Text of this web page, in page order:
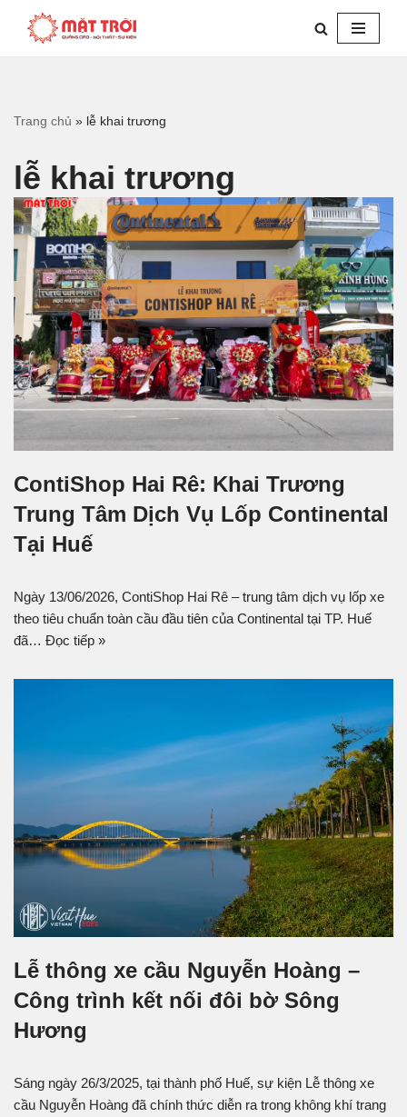
Chuyển
dung
Trang chủ » lễ khai trương
lễ khai trương
ContiShop Hai Rê: Khai Trương
Trung Tâm Dịch Vụ Lốp Continental
Tại Huế
Ngày 13/06/2026, ContiShop Hai Rê – trung tâm dịch vụ lốp xe
theo tiêu chuẩn toàn cầu đầu tiên của Continental tại TP. Huế
đã… Đọc tiếp »
Lễ thông xe cầu Nguyễn Hoàng –
Công trình kết nối đôi bờ Sông
Hương
Sáng ngày 26/3/2025, tại thành phố Huế, sự kiện Lễ thông xe
cầu Nguyễn Hoàng đã chính thức diễn ra trong không khí trang